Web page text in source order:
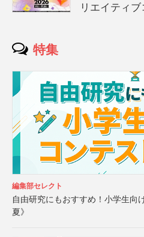
リエイティ
特集
編集部セレクト
自由研究にもおすすめ！小学生向
夏》